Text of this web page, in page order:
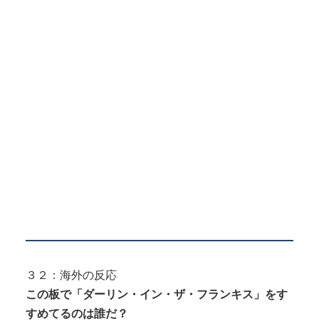
３２：海外の反応
この板で「ダーリン・イン・ザ・フランキス」をす
すめてるのは誰だ？